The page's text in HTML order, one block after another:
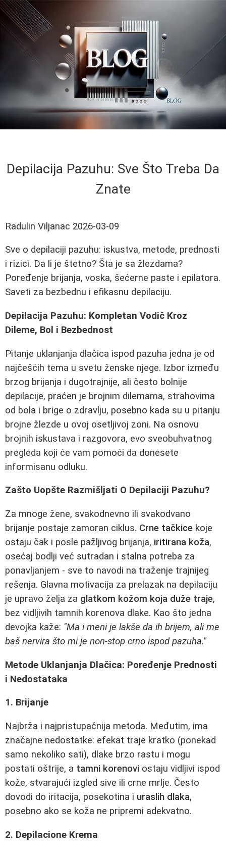
Depilacija Pazuhu: Sve Što Treba Da
Znate
Radulin Viljanac 2026-03-09
Sve o depilaciji pazuhu: iskustva, metode, prednosti
i rizici. Da li je štetno? Šta je sa žlezdama?
Poređenje brijanja, voska, šećerne paste i epilatora.
Saveti za bezbednu i efikasnu depilaciju.
Depilacija Pazuhu: Kompletan Vodič Kroz
Dileme, Bol i Bezbednost
Pitanje uklanjanja dlačica ispod pazuha jedna je od
najčešćih tema u svetu ženske njege. Izbor između
brzog brijanja i dugotrajnije, ali često bolnije
depilacije, praćen je brojnim dilemama, strahovima
od bola i brige o zdravlju, posebno kada su u pitanju
brojne žlezde u ovoj osetljivoj zoni. Na osnovu
brojnih iskustava i razgovora, evo sveobuhvatnog
pregleda koji će vam pomoći da donesete
informisanu odluku.
Zašto Uopšte Razmišljati O Depilaciji Pazuhu?
Za mnoge žene, svakodnevno ili svakodvano
brijanje postaje zamoran ciklus. Crne tačkice koje
ostaju čak i posle pažljivog brijanja, iritirana koža,
osećaj bodlji već sutradan i stalna potreba za
ponavljanjem - sve to navodi na traženje trajnijeg
rešenja. Glavna motivacija za prelazak na depilaciju
je upravo želja za glatkom kožom koja duže traje,
bez vidljivih tamnih korenova dlake. Kao što jedna
devojka kaže: "Ma i meni je lakše da ih brijem, ali me
baš nervira što mi je non-stop crno ispod pazuha."
Metode Uklanjanja Dlačica: Poređenje Prednosti
i Nedostataka
1. Brijanje
Najbrža i najpristupačnija metoda. Međutim, ima
značajne nedostatke: efekat traje kratko (ponekad
samo nekoliko sati), dlake brzo rastu i mogu
postati oštrije, a tamni korenovi ostaju vidljivi ispod
kože, stvarajući izgled sive ili crne mrlje. Često
dovodi do iritacija, posekotina i uraslih dlaka,
posebno ako se koža ne pripremi adekvatno.
2. Depilacione Krema